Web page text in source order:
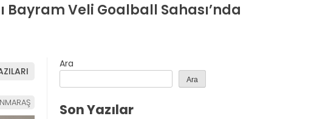
Veli Goalball Sahası’nda
Ara
Ara
Son Yazılar